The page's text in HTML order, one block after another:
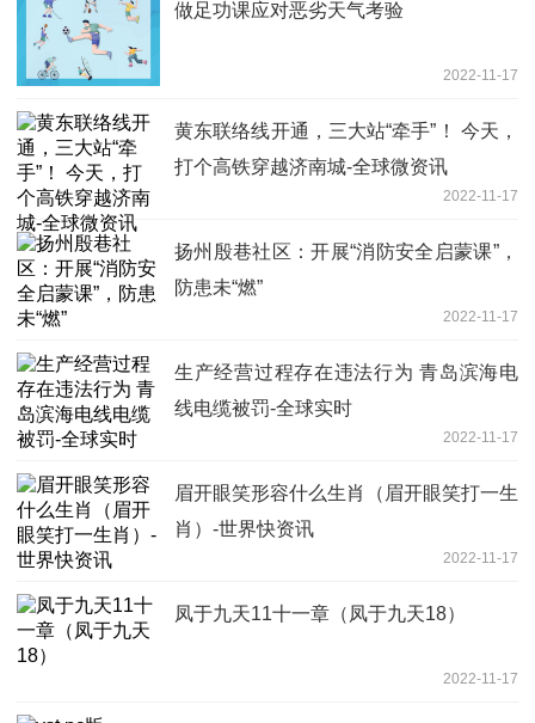
做足功课应对恶劣天气考验
2022-11-17
黄东联络线开通，三大站“牵手”！ 今天，
打个高铁穿越济南城-全球微资讯
2022-11-17
扬州殷巷社区：开展“消防安全启蒙课”，
防患未“燃”
2022-11-17
生产经营过程存在违法行为 青岛滨海电
线电缆被罚-全球实时
2022-11-17
眉开眼笑形容什么生肖（眉开眼笑打一生
肖）-世界快资讯
2022-11-17
凤于九天11十一章（凤于九天18）
2022-11-17